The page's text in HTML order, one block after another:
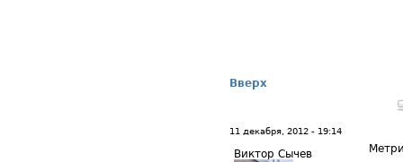
Вверх
11 декабря, 2012 - 19:14
Виктор Сычев